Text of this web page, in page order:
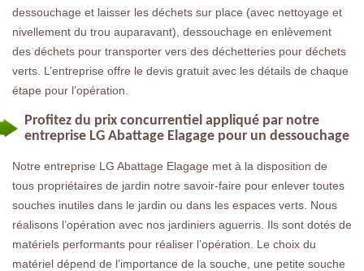
dessouchage et laisser les déchets sur place (avec nettoyage et
nivellement du trou auparavant), dessouchage en enlèvement
des déchets pour transporter vers des déchetteries pour déchets
verts. L’entreprise offre le devis gratuit avec les détails de chaque
étape pour l’opération.
Profitez du prix concurrentiel appliqué par notre
entreprise LG Abattage Elagage pour un dessouchage
Notre entreprise LG Abattage Elagage met à la disposition de
tous propriétaires de jardin notre savoir-faire pour enlever toutes
souches inutiles dans le jardin ou dans les espaces verts. Nous
réalisons l’opération avec nos jardiniers aguerris. Ils sont dotés de
matériels performants pour réaliser l’opération. Le choix du
matériel dépend de l’importance de la souche, une petite souche